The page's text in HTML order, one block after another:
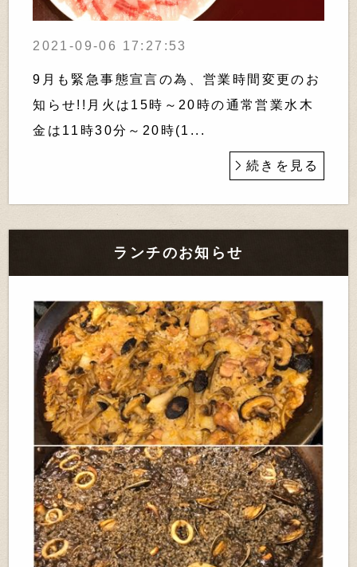
2021-09-06 17:27:53
9月も緊急事態宣言の為、営業時間変更のお
知らせ!!月火は15時～20時の通常営業水木
金は11時30分～20時(1...
続きを見る
ランチのお知らせ